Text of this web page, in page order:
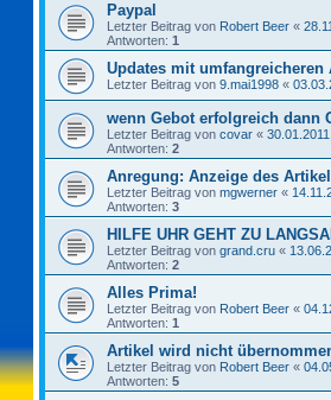
Paypal
Letzter Beitrag von Robert Beer «
Antworten: 1
Updates mit umfangreicheren
Letzter Beitrag von 9.mai1998 «
wenn Gebot erfolgreich dann
Letzter Beitrag von covar «
Antworten: 2
Anregung: Anzeige des
Letzter Beitrag von mgwerner «
Antworten: 3
HILFE UHR GEHT ZU
Letzter Beitrag von grand.cru «
Antworten: 2
Alles Prima!
Letzter Beitrag von Robert Beer «
Antworten: 1
Artikel wird nicht
Letzter Beitrag von Robert Beer «
Antworten: 5